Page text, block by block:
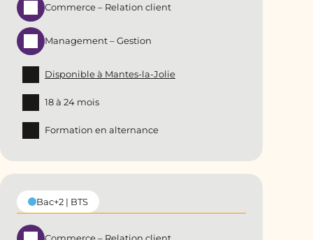
Commerce – Relation client
Management – Gestion
Disponible à Mantes-la-Jolie
18 à 24 mois
Formation en alternance
Bac+2 | BTS